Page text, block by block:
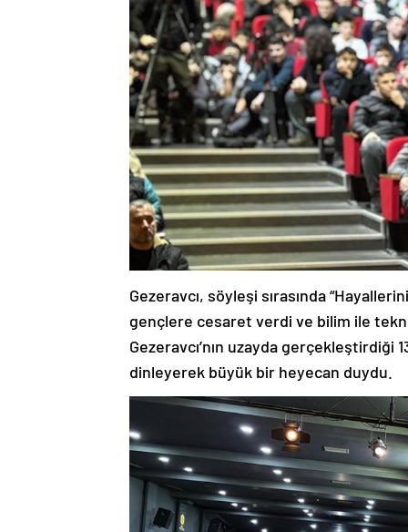
Gezeravcı, söyleşi sırasında
gençlere cesaret verdi ve bilim ile
Gezeravcı’nın uzayda
dinleyerek büyük bir heyecan duydu.